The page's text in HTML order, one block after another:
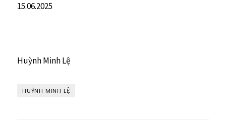
15.06.2025
Huỳnh Minh Lệ
HUỲNH MINH LỆ